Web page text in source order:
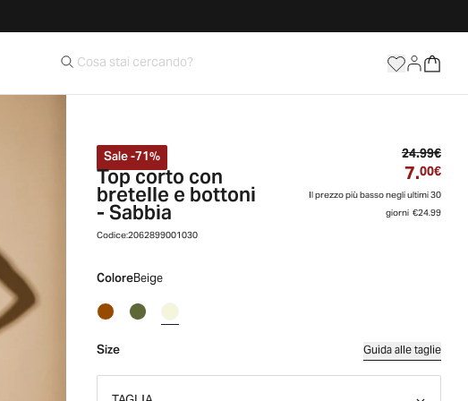
Sale-71%
Top corto con
bretelle e bottoni
- Sabbia
24.99€
7.00€
Il prezzo più basso negli ultimi 30
giorni€24.99
Codice:2062899001030
ColoreBeige
Size Guida alle taglie